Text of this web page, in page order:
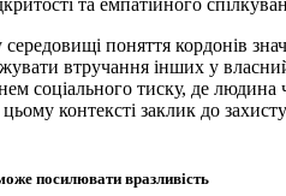
поняття кордонів
втручання інших у
соціального тиску, де
контексті заклик до
посилювати вразливість